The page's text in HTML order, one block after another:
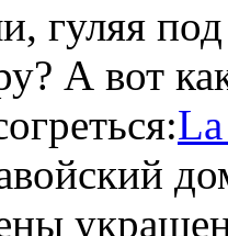
гуляя
А вот